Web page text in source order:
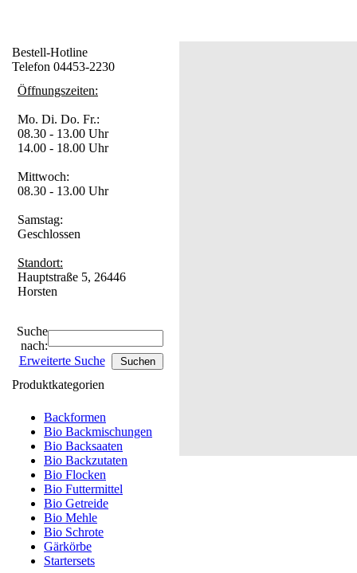
Bestell-Hotline
Telefon 04453-2230
Öffnungszeiten:
Mo. Di. Do. Fr.:
08.30 - 13.00 Uhr
14.00 - 18.00 Uhr
Mittwoch:
08.30 - 13.00 Uhr
Samstag:
Geschlossen
Standort:
Hauptstraße 5, 26446
Horsten
Suche
nach:
Erweiterte Suche
Produktkategorien
Backformen
Bio Backmischungen
Bio Backsaaten
Bio Backzutaten
Bio Flocken
Bio Futtermittel
Bio Getreide
Bio Mehle
Bio Schrote
Gärkörbe
Startersets